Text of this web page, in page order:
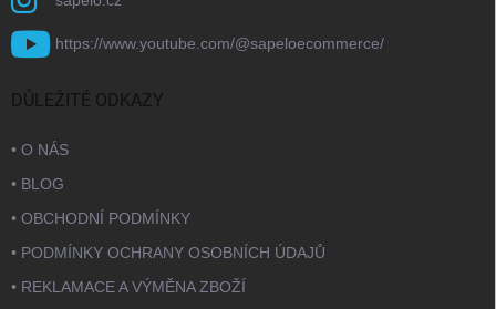
https://www.youtube.com/@sapeloecommerce/
DŮLEŽITÉ ODKAZY
• O NÁS
• BLOG
• OBCHODNÍ PODMÍNKY
• PODMÍNKY OCHRANY OSOBNÍCH ÚDAJŮ
• REKLAMACE A VÝMĚNA ZBOŽÍ